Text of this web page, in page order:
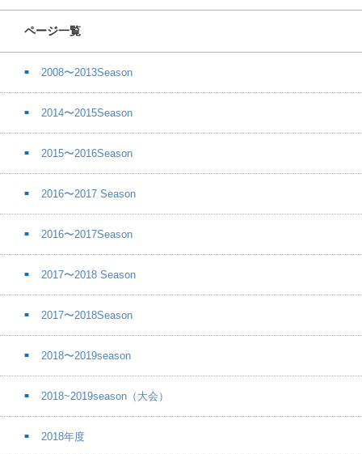
ページ一覧
2008〜2013Season
2014〜2015Season
2015〜2016Season
2016〜2017 Season
2016〜2017Season
2017〜2018 Season
2017〜2018Season
2018〜2019season
2018~2019season（大会）
2018年度